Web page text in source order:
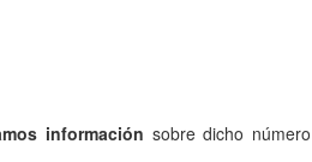
información sobre dicho número